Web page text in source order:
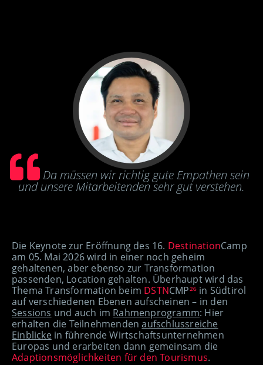
Da müssen wir richtig gute Empathen sein
und unsere Mitarbeitenden sehr gut verstehen.
Die Keynote zur Eröffnung des 16. DestinationCamp
am 05. Mai 2026 wird in einer noch geheim
gehaltenen, aber ebenso zur Transformation
passenden, Location gehalten. Überhaupt wird das
Thema Transformation beim DSTNCMP²⁶ in Südtirol
auf verschiedenen Ebenen aufscheinen – in den
Sessions und auch im Rahmenprogramm: Hier
erhalten die Teilnehmendenaufschlussreiche
Einblickein führende Wirtschaftsunternehmen
Europas und erarbeiten dann gemeinsam die
Adaptionsmöglichkeiten für den Tourismus.